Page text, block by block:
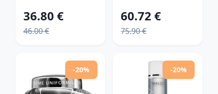
energizujúci
gél na očné
36.80 €
46.00 €
Rich Cream
bohatý
krém 50 ml
60.72 €
75.90 €
-20% -20%